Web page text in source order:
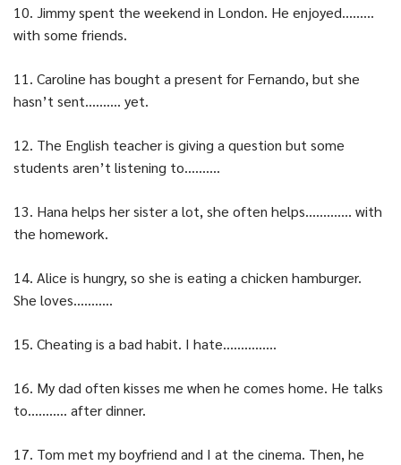
10. Jimmy spent the weekend in London. He enjoyed………
with some friends.
11. Caroline has bought a present for Fernando, but she
hasn’t sent………. yet.
12. The English teacher is giving a question but some
students aren’t listening to……….
13. Hana helps her sister a lot, she often helps…………. with
the homework.
14. Alice is hungry, so she is eating a chicken hamburger.
She loves………..
15. Cheating is a bad habit. I hate……………
16. My dad often kisses me when he comes home. He talks
to……….. after dinner.
17. Tom met my boyfriend and I at the cinema. Then, he